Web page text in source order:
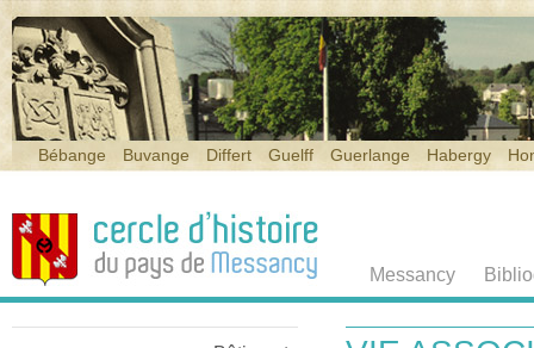
Bébange Buvange Differt Guelff Guerlange Habergy
Messancy